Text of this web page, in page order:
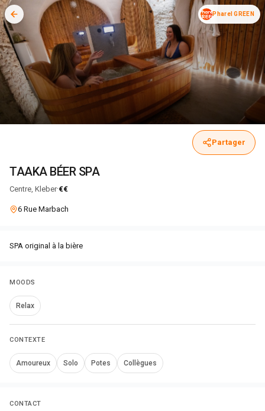
Pharel GREEN
Partager
TAAKA BÉER SPA
Centre, Kleber·€€
6 Rue Marbach
SPA original à la bière
MOODS
Relax
CONTEXTE
Amoureux Solo Potes Collègues
CONTACT